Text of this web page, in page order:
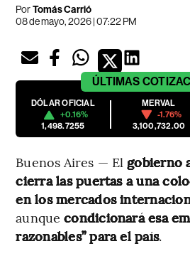
PorTomás Carrió
08 de mayo, 2026 | 07:22 PM
ÚLTIMAS
DÓLAR OFICIAL
+0.16%
1,498.7255
MERVAL
-1.76%
3,100,732.00
Buenos Aires — El gobierno
cierra las puertas a una
en los mercados
aunquecondicionará esa
razonables” para el país.